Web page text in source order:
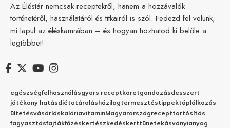
Az Éléstár nemcsak receptekről, hanem a hozzávalók
történetéről, használatáról és titkairól is szól. Fedezd fel velünk,
mi lapul az éléskamrában – és hogyan hozhatod ki belőle a
legtöbbet!
egészségfelhasználásgyors receptköretgondozásdesszert
jótékony hatásdiétatárolásházilagtermesztéstippektáplálkozás
ültetésvásárláskalóriavitaminMagyarországrecepttartósítás
fagyasztásfajtákfőzéskertészkedéskerttünetekásványianyag